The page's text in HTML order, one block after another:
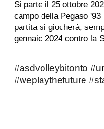
Si parte il25 ottobre
campo della Pegaso '93
partita si giocherà,
gennaio 2024 contro la
#asdvolleybitonto
#weplaythefuture